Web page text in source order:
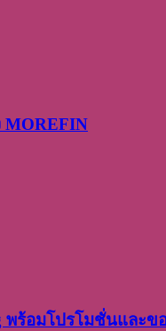
MOREFIN
ร้อมโปรโมชั่นและข